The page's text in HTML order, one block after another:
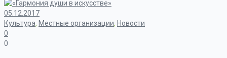
05.12.2017
Культура, Местные организации, Новости
0
0